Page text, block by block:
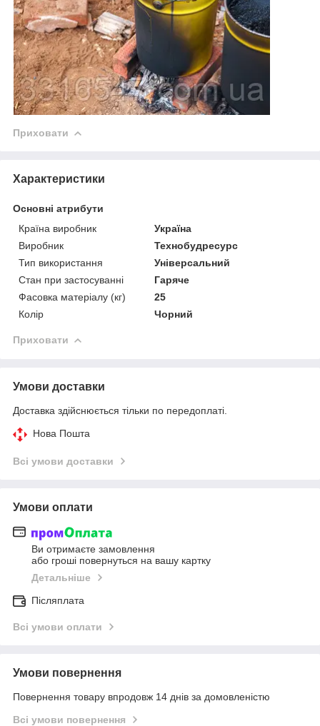
Приховати
Характеристики
Основні атрибути
Країна виробник
Україна
Виробник
Технобудресурс
Тип використання
Універсальний
Стан при застосуванні
Гаряче
Фасовка матеріалу (кг)
25
Колір
Чорний
Приховати
Умови доставки
Доставка здійснюється тільки по передоплаті.
Нова Пошта
Всі умови доставки
Умови оплати
Ви отримаєте замовлення
або гроші повернуться на вашу картку
Детальніше
Післяплата
Всі умови оплати
Умови повернення
Повернення товару впродовж 14 днів за домовленістю
Всі умови повернення